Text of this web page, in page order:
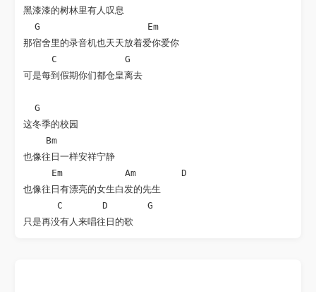
黑漆漆的树林里有人叹息
  G                   Em
那宿舍里的录音机也天天放着爱你爱你
     C            G
可是每到假期你们都仓皇离去
  G
这冬季的校园
    Bm
也像往日一样安祥宁静
     Em           Am        D
也像往日有漂亮的女生白发的先生
      C       D       G
只是再没有人来唱往日的歌